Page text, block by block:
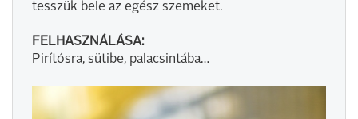
tesszük bele az egész szemeket.
FELHASZNÁLÁSA:
Pirítósra, sütibe, palacsintába…